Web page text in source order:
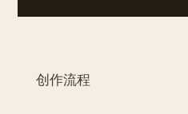
创作流程